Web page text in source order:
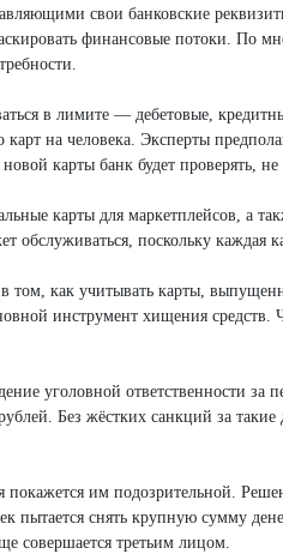
свои банковские
финансовые потоки. По
в лимите — дебетовые,
на человека. Эксперты
карты банк будет проверять,
карты для маркетплейсов, а
поскольку каждая
том, как учитывать карты,
инструмент хищения средств.
уголовной ответственности за
Без жёстких санкций за такие
им подозрительной.
пытается снять крупную сумму
совершается третьим лицом.